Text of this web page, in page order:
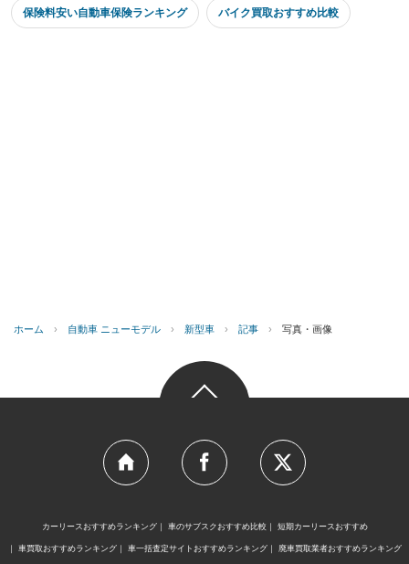
保険料安い自動車保険ランキング バイク買取おすすめ比較
ホーム › 自動車 ニューモデル › 新型車 › 記事 › 写真・画像
カーリースおすすめランキング 車のサブスクおすすめ比較 短期カーリースおすすめ
車買取おすすめランキング 車一括査定サイトおすすめランキング 廃車買取業者おすすめランキング